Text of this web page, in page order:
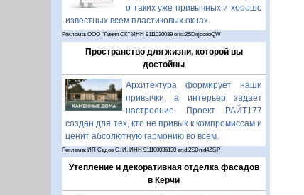
о таких уже привычных и хорошо
известных всем пластиковых окнах.
Реклама: ООО "Линия СК" ИНН 9111030039 erid:2SDnjccooQW
Пространство для жизни, которой вы
достойны
Архитектура формирует наши
привычки, а интерьер задает
настроение. Проект РАЙТ177
создан для тех, кто не привык к компромиссам и
ценит абсолютную гармонию во всем.
Реклама: ИП Седов О. И. ИНН 911100036130 erid:2SDnjd4Z8iP
Утепление и декоративная отделка фасадов
в Керчи